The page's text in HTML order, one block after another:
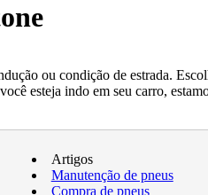
ou condição de estrada.
esteja indo em seu carro,
Artigos
Manutenção de pneus
Compra de pneus